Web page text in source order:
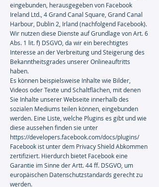
eingebunden, herausgegeben von Facebook
Ireland Ltd., 4 Grand Canal Square, Grand Canal
Harbour, Dublin 2, Irland (nachfolgend Facebook).
Wir nutzen diese Dienste auf Grundlage von Art. 6
Abs. 1 lit. f) DSGVO, da wir ein berechtigtes
Interesse an der Verbreitung und Steigerung des
Bekanntheitsgrades unserer Onlineauftritts
haben.
Es können beispielsweise Inhalte wie Bilder,
Videos oder Texte und Schaltflächen, mit denen
Sie Inhalte unserer Webseite innerhalb des
sozialen Mediums teilen können, eingebunden
werden. Eine Liste, welche Plugins es gibt und wie
diese aussehen finden sie unter
https://developers.facebook.com/docs/plugins/
Facebook ist unter dem Privacy Shield Abkommen
zertifiziert. Hierdurch bietet Facebook eine
Garantie im Sinne der Artt. 44 ff. DSGVO, um
europäischen Datenschutzstandards gerecht zu
werden.